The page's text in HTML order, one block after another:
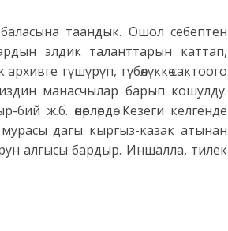
таандык. Ошол себептен
элдик таланттарын каттап,
түшүрүп, түбөлүккө сактоого
манасчылар барып кошулду.
ж.б. өнөрлөрдө. Кезеги келгенде
дагы кыргыз-казак атынан
алгысы бардыр. Иншалла, тилек